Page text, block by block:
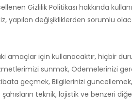
Gizlilik Politikası hakkında
değişikliklerden sorumlu
amaçlar için kullanacaktır, hiçbir
sunmak, Ödemelerinizi
geçmek, Bilgilerinizi
teknik, lojistik ve benzeri